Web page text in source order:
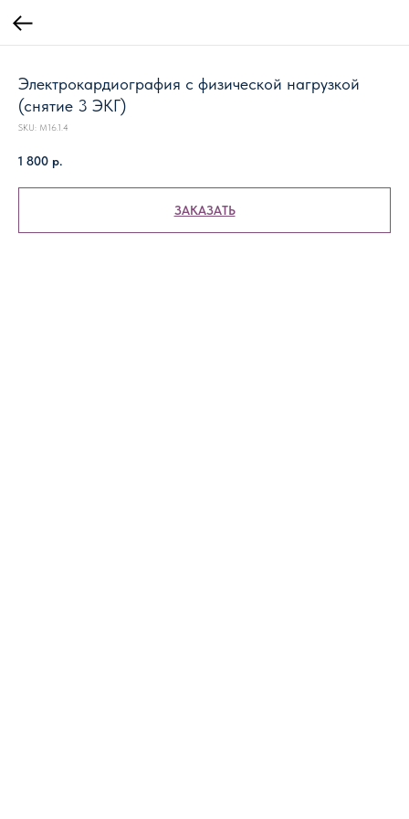
Электрокардиография с физической нагрузкой
(снятие 3 ЭКГ)
SKU: М16.1.4
1 800 р.
ЗАКАЗАТЬ